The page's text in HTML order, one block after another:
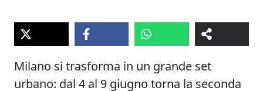
Milano si trasforma in un grande set
urbano: dal 4 al 9 giugno torna la seconda